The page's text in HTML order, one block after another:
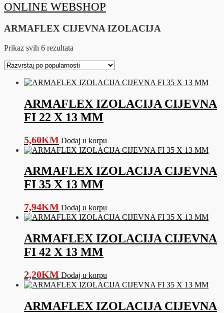
ONLINE WEBSHOP
ARMAFLEX CIJEVNA IZOLACIJA
Prikaz svih 6 rezultata
popularity
ARMAFLEX IZOLACIJA CIJEVNA
FI 22 X 13 MM
5,60KM Dodaj u korpu
ARMAFLEX IZOLACIJA CIJEVNA
FI 35 X 13 MM
7,94KM Dodaj u korpu
ARMAFLEX IZOLACIJA CIJEVNA
FI 42 X 13 MM
2,20KM Dodaj u korpu
ARMAFLEX IZOLACIJA CIJEVNA